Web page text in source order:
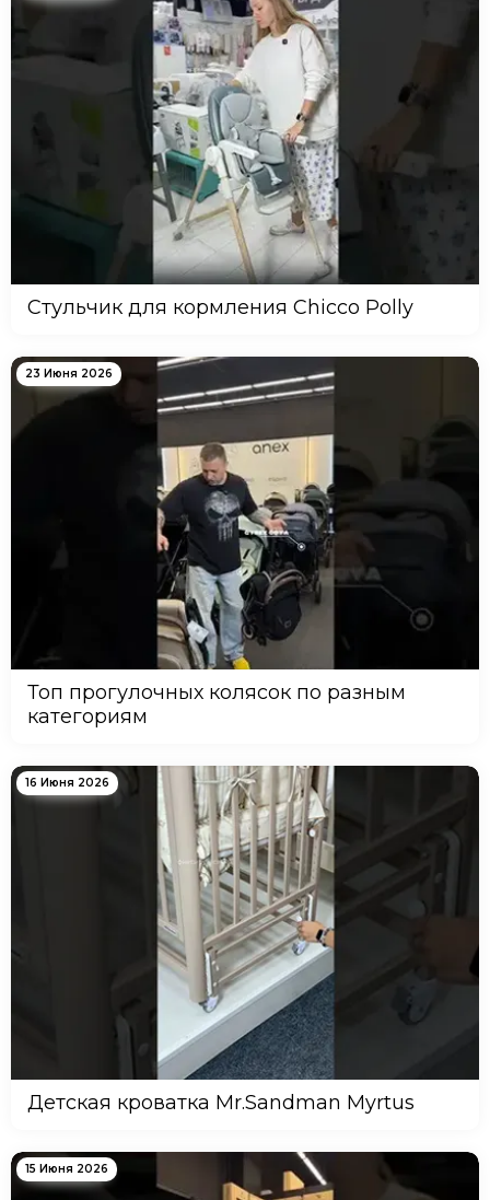
Стульчик для кормления Chicco Polly
23 Июня 2026
Топ прогулочных колясок по разным
категориям
16 Июня 2026
Детская кроватка Mr.Sandman Myrtus
15 Июня 2026